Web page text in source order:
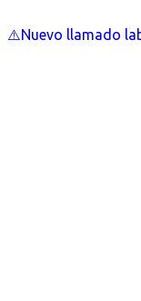
⚠️Nuevo llamado